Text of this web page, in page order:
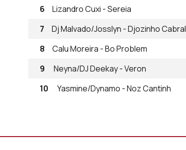
6
Lizandro Cuxi - Sereia
7
Dj Malvado/Josslyn - Djozinho Cabral
8
Calu Moreira - Bo Problem
9
Neyna/DJ Deekay - Veron
10
Yasmine/Dynamo - Noz Cantinh